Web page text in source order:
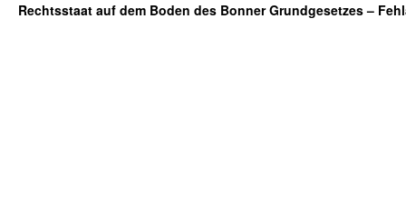
Rechtsstaat auf dem Boden des Bonner Grundgesetzes –